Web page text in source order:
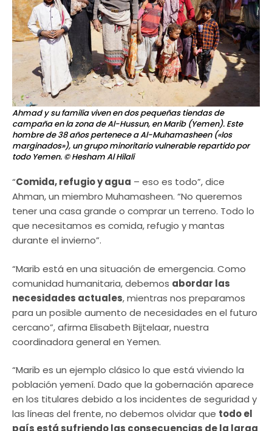
Ahmad y su familia viven en dos pequeñas tiendas de
campaña en la zona de Al-Hussun, en Marib (Yemen). Este
hombre de 38 años pertenece a Al-Muhamasheen («los
marginados»), un grupo minoritario vulnerable repartido por
todo Yemen. © Hesham Al Hilali
“Comida, refugio y agua – eso es todo”, dice
Ahman, un miembro Muhamasheen. “No queremos
tener una casa grande o comprar un terreno. Todo lo
que necesitamos es comida, refugio y mantas
durante el invierno”.
“Marib está en una situación de emergencia. Como
comunidad humanitaria, debemos abordar las
necesidades actuales, mientras nos preparamos
para un posible aumento de necesidades en el futuro
cercano”, afirma Elisabeth Bijtelaar, nuestra
coordinadora general en Yemen.
“Marib es un ejemplo clásico lo que está viviendo la
población yemení. Dado que la gobernación aparece
en los titulares debido a los incidentes de seguridad y
las líneas del frente, no debemos olvidar que todo el
país está sufriendo las consecuencias de la larga